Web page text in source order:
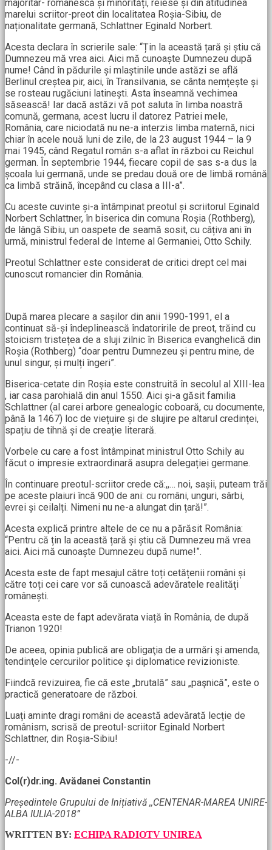
majoritar- românescă și minorități, reiese și din atitudinea
marelui scriitor-preot din localitatea Roșia-Sibiu, de
naționalitate germană, Schlattner Eginald Norbert.
Acesta declara în scrierile sale: “Țin la această țară și știu că
Dumnezeu mă vrea aici. Aici mă cunoaște Dumnezeu după
nume! Când în pădurile și mlaștinile unde astăzi se află
Berlinul creștea pir, aici, în Transilvania, se cânta nemțește și
se rosteau rugăciuni latinești. Asta înseamnă vechimea
săsească! Iar dacă astăzi vă pot saluta în limba noastră
comună, germana, acest lucru il datorez Patriei mele,
România, care niciodată nu ne-a interzis limba maternă, nici
chiar în acele nouă luni de zile, de la 23 august 1944 – la 9
mai 1945, când Regatul român s-a aflat în război cu Reichul
german. În septembrie 1944, fiecare copil de sas s-a dus la
școala lui germană, unde se predau două ore de limbă română
ca limbă străină, începând cu clasa a III-a”.
Cu aceste cuvinte și-a întâmpinat preotul și scriitorul Eginald
Norbert Schlattner, în biserica din comuna Roșia (Rothberg),
de lângă Sibiu, un oaspete de seamă sosit, cu câțiva ani în
urmă, ministrul federal de Interne al Germaniei, Otto Schily.
Preotul Schlattner este considerat de critici drept cel mai
cunoscut romancier din România.
După marea plecare a sașilor din anii 1990-1991, el a
continuat să-și îndeplinească îndatoririle de preot, trăind cu
stoicism tristețea de a sluji zilnic în Biserica evanghelică din
Roșia (Rothberg) “doar pentru Dumnezeu și pentru mine, de
unul singur, și mulți îngeri”.
Biserica-cetate din Roșia este construită în secolul al XIII-lea
, iar casa parohială din anul 1550. Aici și-a găsit familia
Schlattner (al carei arbore genealogic coboară, cu documente,
până la 1467) loc de viețuire și de slujire pe altarul credinței,
spațiu de tihnă și de creație literară.
Vorbele cu care a fost întâmpinat ministrul Otto Schily au
făcut o impresie extraordinară asupra delegației germane.
În continuare preotul-scriitor crede că:,,… noi, sașii, puteam trăi
pe aceste plaiuri încă 900 de ani: cu români, unguri, sârbi,
evrei și ceilalți. Nimeni nu ne-a alungat din țară!”.
Acesta explică printre altele de ce nu a părăsit România:
“Pentru că țin la această țară și știu că Dumnezeu mă vrea
aici. Aici mă cunoaște Dumnezeu după nume!”.
Acesta este de fapt mesajul către toți cetățenii români și
către toți cei care vor să cunoască adevăratele realități
românești.
Aceasta este de fapt adevărata viață în România, de după
Trianon 1920!
De aceea, opinia publică are obligaţia de a urmări şi amenda,
tendinţele cercurilor politice şi diplomatice revizioniste.
Fiindcă revizuirea, fie că este „brutală” sau „paşnică”, este o
practică generatoare de război.
Luați aminte dragi români de această adevărată lecție de
românism, scrisă de preotul-scriitor Eginald Norbert
Schlattner, din Roșia-Sibiu!
-//-
Col(r)dr.ing. Avădanei Constantin
Președintele Grupului de Inițiativă ,,CENTENAR-MAREA UNIRE-
ALBA IULIA-2018”
WRITTEN BY: ECHIPA RADIOTV UNIREA